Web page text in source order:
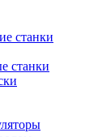
станки
станки